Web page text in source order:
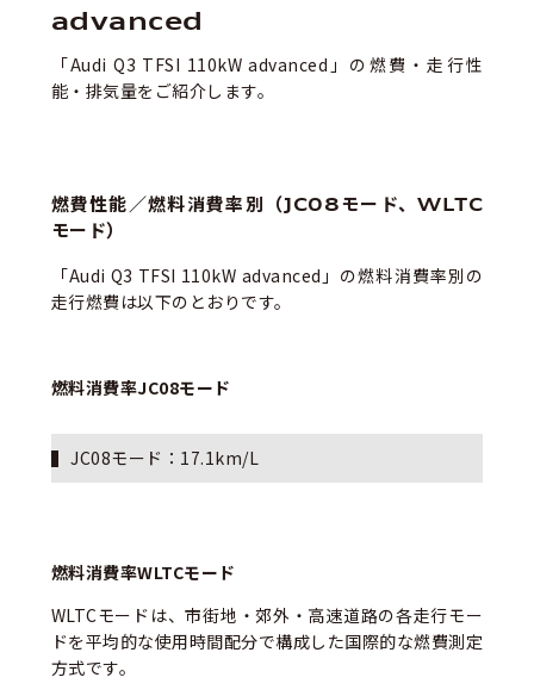
advanced
「Audi Q3 TFSI 110kW advanced 」の燃費・走行性
能・排気量をご紹介します。
燃費性能／燃料消費率別（JC08モード、WLTC
モード）
「Audi Q3 TFSI 110kW advanced 」の燃料消費率別の
走行燃費は以下のとおりです。
燃料消費率JC08モード
JC08モード： 17.1km/L
燃料消費率WLTCモード
WLTCモードは、市街地・郊外・高速道路の各走行モー
ドを平均的な使用時間配分で構成した国際的な燃費測定
方式です。